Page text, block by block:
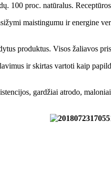
100 proc. natūralus.
maistingumu ir energine
produktus. Visos žaliavos
ir skirtas vartoti kaip
gardžiai atrodo,